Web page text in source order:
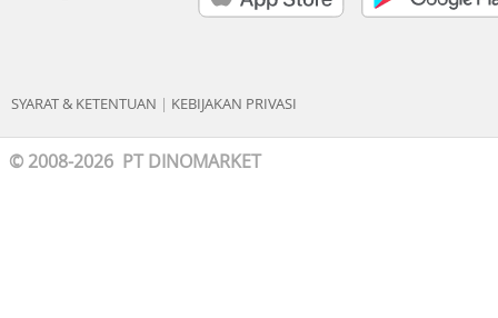
SYARAT & KETENTUAN | KEBIJAKAN PRIVASI
© 2008-2026 PT DINOMARKET